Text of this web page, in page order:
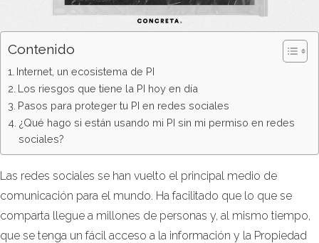
Contenido
Internet, un ecosistema de PI
Los riesgos que tiene la PI hoy en día
Pasos para proteger tu PI en redes sociales
¿Qué hago si están usando mi PI sin mi permiso en redes
sociales?
Las redes sociales se han vuelto el principal medio de
comunicación para el mundo. Ha facilitado que lo que se
comparta llegue a millones de personas y, al mismo tiempo,
que se tenga un fácil acceso a la información y la Propiedad